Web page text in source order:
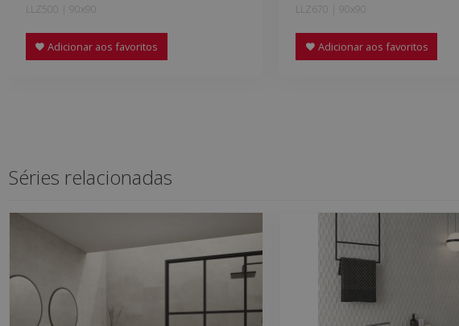
LLZ500 | 90x90
Adicionar aos favoritos
LLZ670 | 90x90
Adicionar aos favoritos
Séries relacionadas